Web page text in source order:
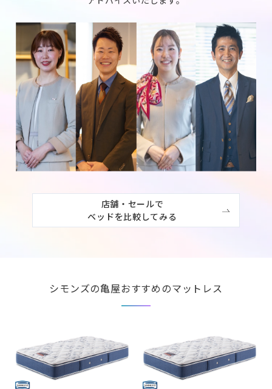
店舗・セールで
ベッドを比較してみる
シモンズの亀屋おすすめのマットレス